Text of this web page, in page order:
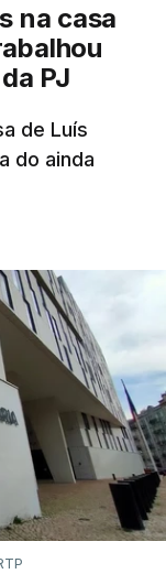
na casa
PJ
de Luís
do ainda